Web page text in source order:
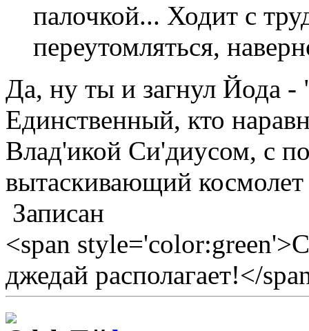
палочкой... Ходит с
переутомляться,
Да, ну ты и загнул Йода
Единственный, кто
Влад'икой Си'диусом, с
вытаскивающий
Записан
<span
джедай располагает!</